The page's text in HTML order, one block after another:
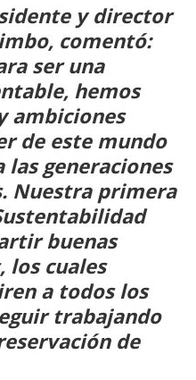
y director
comentó:
ser una
hemos
ambiciones
de este mundo
generaciones
Nuestra primera
buenas
los cuales
a todos los
trabajando
de